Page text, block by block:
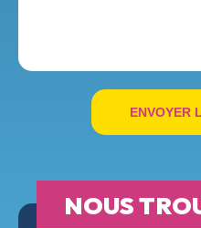
ENVOYER
NOUS